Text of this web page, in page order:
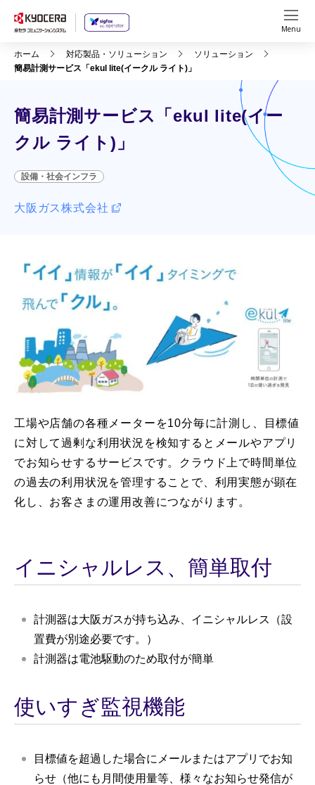
Menu
ホーム 対応製品・ソリューション
ソリューション
簡易計測サービス「ekul lite(イークル ライト)」
簡易計測サービス「ekul lite(イー
クル ライト)」
設備・社会インフラ
大阪ガス株式会社
工場や店舗の各種メーターを10分毎に計測し、目標値
に対して過剰な利用状況を検知するとメールやアプリ
でお知らせするサービスです。クラウド上で時間単位
の過去の利用状況を管理することで、利用実態が顕在
化し、お客さまの運用改善につながります。
イニシャルレス、簡単取付
計測器は大阪ガスが持ち込み、イニシャルレス（設
置費が別途必要です。）
計測器は電池駆動のため取付が簡単
使いすぎ監視機能
目標値を超過した場合にメールまたはアプリでお知
らせ（他にも月間使用量等、様々なお知らせ発信が